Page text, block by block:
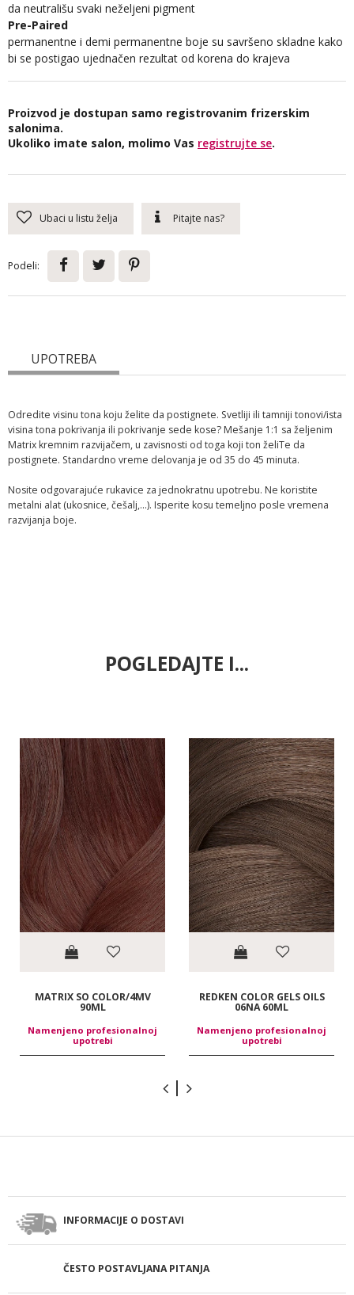
da neutrališu svaki neželjeni pigment
Pre-Paired
permanentne i demi permanentne boje su savršeno skladne kako
bi se postigao ujednačen rezultat od korena do krajeva
Proizvod je dostupan samo registrovanim frizerskim
salonima.
Ukoliko imate salon, molimo Vas registrujte se.
Ubaci u listu želja Pitajte nas?
Podeli:
UPOTREBA
Odredite visinu tona koju želite da postignete. Svetliji ili tamniji tonovi/ista
visina tona pokrivanja ili pokrivanje sede kose? Mešanje 1:1 sa željenim
Matrix kremnim razvijačem, u zavisnosti od toga koji ton želiTe da
postignete. Standardno vreme delovanja je od 35 do 45 minuta.
Nosite odgovarajuće rukavice za jednokratnu upotrebu. Ne koristite
metalni alat (ukosnice, češalj,...). Isperite kosu temeljno posle vremena
razvijanja boje.
POGLEDAJTE I...
MATRIX SO COLOR/4MV
90ML
Namenjeno profesionalnoj
upotrebi
REDKEN COLOR GELS OILS
06NA 60ML
Namenjeno profesionalnoj
upotrebi
INFORMACIJE O DOSTAVI
ČESTO POSTAVLJANA PITANJA